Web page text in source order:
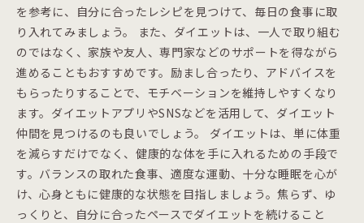
を参考に、自分に合ったレシピを見つけて、毎日の食事に取
り入れてみましょう。 また、ダイエットは、一人で取り組む
のではなく、家族や友人、専門家などのサポートを得ながら
進めることもおすすめです。励まし合ったり、アドバイスを
もらったりすることで、モチベーションを維持しやすくなり
ます。ダイエットアプリやSNSなどを活用して、ダイエット
仲間を見つけるのも良いでしょう。 ダイエットは、単に体重
を減らすだけでなく、健康的な体を手に入れるための手段で
す。バランスの取れた食事、適度な運動、十分な睡眠を心が
け、心身ともに健康的な状態を目指しましょう。焦らず、ゆ
っくりと、自分に合ったペースでダイエットを続けること